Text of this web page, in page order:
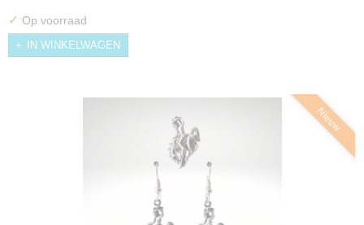
✓ Op voorraad
IN WINKELWAGEN
Nieuw